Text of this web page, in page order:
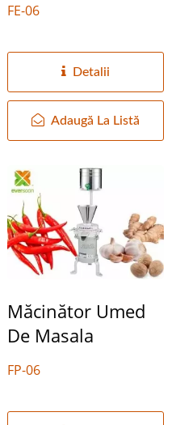
FE-06
Detalii
Adaugă La Listă
Măcinător Umed
De Masala
FP-06